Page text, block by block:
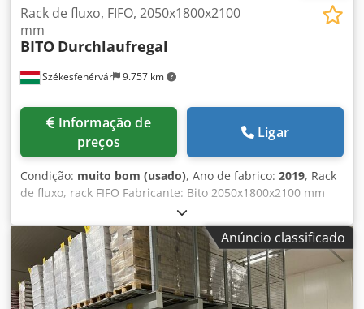
Székesfehérvár 9.757 km
Rack de fluxo, FIFO, 2050x1800x2100
mm
BITO Durchlaufregal
preços
Ligar
Condição: muito bom (usado), Ano de fabrico: 2019, Rack
de fluxo, rack FIFO Fabricante: Bito 2050x1800x2100 mm
Temos vários quadros de fluxo: - direto - direto/iniciado -
dobrado Cjdpfx Ajwlg Rmeafeha Os racks de fluxo são
divididos em níveis de fluxo ligeiramente inclinados e são
projetados para o fornecimento de mercadorias de acordo
com o princípio FIFO (primeiro a entrar, primeiro a sair). As
prateleiras são abastecidas na parte de trás e as
Anúncio classificado